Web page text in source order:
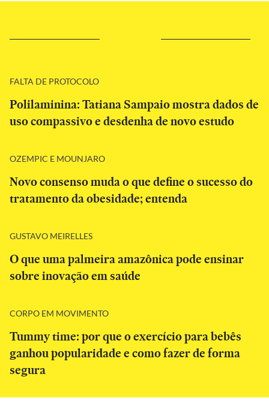
FALTA DE PROTOCOLO
Polilaminina: Tatiana Sampaio mostra dados de
uso compassivo e desdenha de novo estudo
OZEMPIC E MOUNJARO
Novo consenso muda o que define o sucesso do
tratamento da obesidade; entenda
GUSTAVO MEIRELLES
O que uma palmeira amazônica pode ensinar
sobre inovação em saúde
CORPO EM MOVIMENTO
Tummy time: por que o exercício para bebês
ganhou popularidade e como fazer de forma
segura